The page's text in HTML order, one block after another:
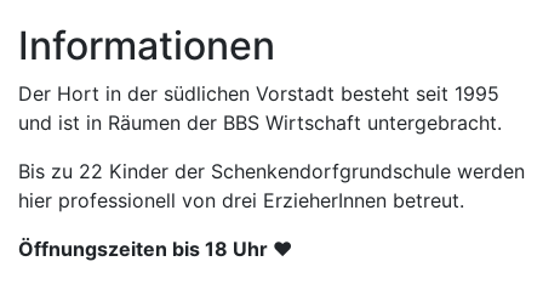
Informationen
Der Hort in der südlichen Vorstadt besteht seit 1995
und ist in Räumen der BBS Wirtschaft untergebracht.
Bis zu 22 Kinder der Schenkendorfgrundschule werden
hier professionell von drei ErzieherInnen betreut.
Öffnungszeiten bis 18 Uhr ♥